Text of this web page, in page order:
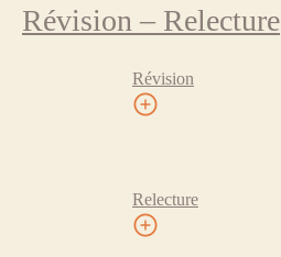
Révision – Relecture
Révision
Relecture